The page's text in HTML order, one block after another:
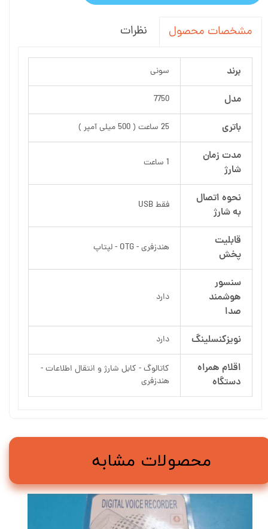
مشخصات محصول نظرات
برند سونی
مدل 7750
باتری 25 ساعت ( 500 میلی آمپر )
مدت زمان
شارژ
1 ساعت
نحوه اتصال
به شارژ
فقط USB
قابلیت
پخش
هندزفری - OTG - لپتاپ
سنسور
هوشمند
صدا
دارد
نویزکنسلینگ دارد
اقلام همراه
دستگاه
کاتالوگ - کابل شارژ و انتقال اطلاعات -
هندزفری
محصولات مشابه